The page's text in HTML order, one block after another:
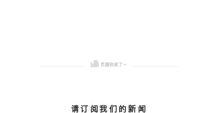
请订阅我们的新闻